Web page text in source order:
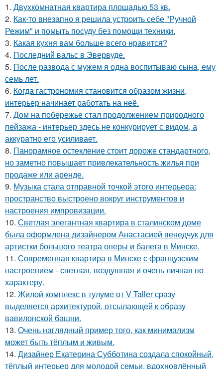
1. Двухкомнатная квартира площадью 53 кв.
2. Как-то внезапно я решила устроить себе "Ручной
Режим" и помыть посуду без помощи техники.
3. Какая кухня вам больше всего нравится?
4. Последний вальс в Эвервуде.
5. После развода с мужем я одна воспитываю сына, ему
семь лет.
6. Когда гастрономия становится образом жизни,
интерьер начинает работать на неё.
7. Дом на побережье стал продолжением природного
пейзажа - интерьер здесь не конкурирует с видом, а
аккуратно его усиливает.
8. Панорамное остекление стоит дороже стандартного,
но заметно повышает привлекательность жилья при
продаже или аренде.
9. Музыка стала отправной точкой этого интерьера:
пространство выстроено вокруг инструментов и
настроения импровизации.
10. Светлая элегантная квартира в сталинском доме
была оформлена дизайнером Анастасией венедчук для
артистки большого театра оперы и балета в Минске.
11. Современная квартира в Минске с французским
настроением - светлая, воздушная и очень личная по
характеру.
12. Жилой комплекс в тулуме от V Taller сразу
выделяется архитектурой, отсылающей к образу
вавилонской башни.
13. Очень наглядный пример того, как минимализм
может быть тёплым и живым.
14. Дизайнер Екатерина Субботина создала спокойный,
тёплый интерьер для молодой семьи, вдохновлённый